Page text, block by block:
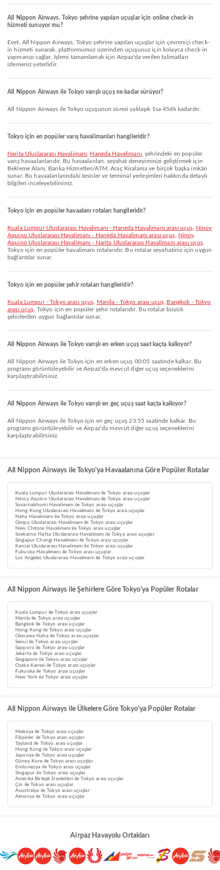
All Nippon Airways, Tokyo şehrine yapılan uçuşlar için online check-in
hizmeti sunuyor mu?
Evet, All Nippon Airways, Tokyo şehrine yapılan uçuşlar için çevrimiçi check-
in hizmeti sunarak, platformumuz üzerinden uçuşunuz için kolayca check-in
yapmanızı sağlar. İşlemi tamamlamak için Airpaz'da verilen talimatları
izlemeniz yeterlidir.
All Nippon Airways ile Tokyo varışlı uçuş ne kadar sürüyor?
All Nippon Airways ile Tokyo uçuşunun süresi yaklaşık 1sa 45dk kadardır.
Tokyo için en popüler varış havalimanları hangileridir?
Narita Uluslararası Havalimanı Haneda Havalimanı , şehrindeki en popüler
varış havaalanlarıdır. Bu havaalanları, seyahat deneyiminizi geliştirmek için
Bekleme Alanı, Banka Hizmetleri/ATM, Araç Kiralama ve birçok başka imkân
sunar. Bu havaalanlarındaki tesisler ve terminal yerleşimleri hakkında detaylı
bilgileri inceleyebilirsiniz.
Tokyo için en popüler havaalanı rotaları hangileridir?
Kuala Lumpur Uluslararası Havalimanı - Haneda Havalimanı arası uçuş
Ninoy
Aquino Uluslararası Havalimanı - Haneda Havalimanı arası uçuş
Ninoy
Aquino Uluslararası Havalimanı - Narita Uluslararası Havalimanı arası uçuş
Tokyo için en popüler havalimanı rotalarıdır. Bu rotalar seyahatiniz için uygun
bağlantılar sunar.
Tokyo için en popüler şehir rotaları hangileridir?
Kuala Lumpur - Tokyo arası uçuş Manila - Tokyo arası uçuş Bangkok - Tokyo
arası uçuş , Tokyo için en popüler şehir rotalarıdır. Bu rotalar büyük
şehirlerden uygun bağlantılar sunar.
All Nippon Airways ile Tokyo varışlı en erken uçuş saat kaçta kalkıyor?
All Nippon Airways ile Tokyo için en erken uçuş 00:05 saatinde kalkar. Bu
programı görüntüleyebilir ve Airpaz’da mevcut diğer uçuş seçeneklerini
karşılaştırabilirsiniz.
All Nippon Airways ile Tokyo varışlı en geç uçuş saat kaçta kalkıyor?
All Nippon Airways ile Tokyo için en geç uçuş 23:55 saatinde kalkar. Bu
programı görüntüleyebilir ve Airpaz’da mevcut diğer uçuş seçeneklerini
karşılaştırabilirsiniz.
All Nippon Airways ile Tokyo'ya Havaalanına Göre Popüler Rotalar
Kuala Lumpur Uluslararası Havalimanı ile Tokyo arası uçuşlar
Ninoy Aquino Uluslararası Havalimanı ile Tokyo arası uçuşlar
Suvarnabhumi Havalimanı ile Tokyo arası uçuşlar
Hong Kong Uluslararası Havalimanı ile Tokyo arası uçuşlar
Naha Havalimanı ile Tokyo arası uçuşlar
Gimpo Uluslararası Havalimanı ile Tokyo arası uçuşlar
New Chitose Havalimanı ile Tokyo arası uçuşlar
Soekarno Hatta Uluslararası Havalimanı ile Tokyo arası uçuşlar
Singapur Changi Havalimanı ile Tokyo arası uçuşlar
Kansai Uluslararası Havalimanı ile Tokyo arası uçuşlar
Fukuoka Havalimanı ile Tokyo arası uçuşlar
Los Angeles Uluslararası Havalimanı ile Tokyo arası uçuşlar
All Nippon Airways ile Şehirlere Göre Tokyo'ya Popüler Rotalar
Kuala Lumpur ile Tokyo arası uçuşlar
Manila ile Tokyo arası uçuşlar
Bangkok ile Tokyo arası uçuşlar
Hong Kong ile Tokyo arası uçuşlar
Okinawa Naha ile Tokyo arası uçuşlar
Seoul ile Tokyo arası uçuşlar
Sapporo ile Tokyo arası uçuşlar
Jakarta ile Tokyo arası uçuşlar
Singapore ile Tokyo arası uçuşlar
Osaka Kansai ile Tokyo arası uçuşlar
Fukuoka ile Tokyo arası uçuşlar
New York ile Tokyo arası uçuşlar
All Nippon Airways ile Ülkelere Göre Tokyo'ya Popüler Rotalar
Malezya ile Tokyo arası uçuşlar
Filipinler ile Tokyo arası uçuşlar
Tayland ile Tokyo arası uçuşlar
Hong Kong ile Tokyo arası uçuşlar
Japonya ile Tokyo arası uçuşlar
Güney Kore ile Tokyo arası uçuşlar
Endonezya ile Tokyo arası uçuşlar
Singapur ile Tokyo arası uçuşlar
Amerika Birleşik Devletleri ile Tokyo arası uçuşlar
Çin ile Tokyo arası uçuşlar
Avustralya ile Tokyo arası uçuşlar
Almanya ile Tokyo arası uçuşlar
Airpaz Havayolu Ortakları